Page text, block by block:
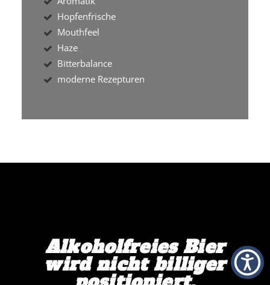
Hopfenfrische
Mouthfeel
Haze
Bitterbalance
moderne Rezepturen
Alkoholfreies Bier
wird nicht billiger